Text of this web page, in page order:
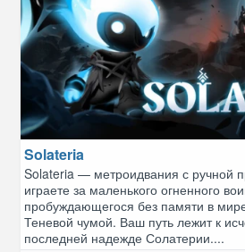
Solateria
Solateria — метроидвания с ручной
играете за маленького огненного
пробуждающегося без памяти в
Теневой чумой. Ваш путь лежит к
последней надежде Солатерии....